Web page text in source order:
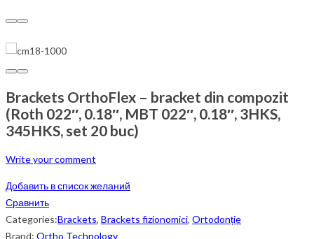
Brackets OrthoFlex – bracket din compozit
(Roth 022″, 0.18″, MBT 022″, 0.18″, 3HKS,
345HKS, set 20 buc)
Write your comment
Добавить в список желаний
Сравнить
Categories:Brackets, Brackets fizionomici, Ortodonție
Brand: Ortho Technology